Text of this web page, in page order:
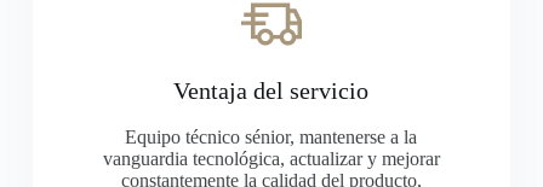
Ventaja del servicio
Equipo técnico sénior, mantenerse a la
vanguardia tecnológica, actualizar y mejorar
constantemente la calidad del producto,